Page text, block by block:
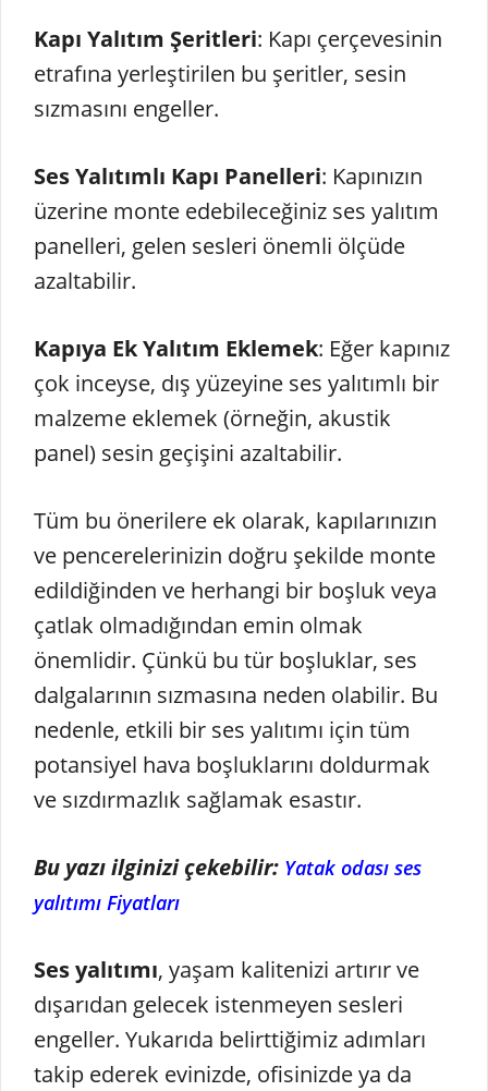
Kapı Yalıtım Şeritleri: Kapı çerçevesinin
etrafına yerleştirilen bu şeritler, sesin
sızmasını engeller.
Ses Yalıtımlı Kapı Panelleri: Kapınızın
üzerine monte edebileceğiniz ses yalıtım
panelleri, gelen sesleri önemli ölçüde
azaltabilir.
Kapıya Ek Yalıtım Eklemek: Eğer kapınız
çok inceyse, dış yüzeyine ses yalıtımlı bir
malzeme eklemek (örneğin, akustik
panel) sesin geçişini azaltabilir.
Tüm bu önerilere ek olarak, kapılarınızın
ve pencerelerinizin doğru şekilde monte
edildiğinden ve herhangi bir boşluk veya
çatlak olmadığından emin olmak
önemlidir. Çünkü bu tür boşluklar, ses
dalgalarının sızmasına neden olabilir. Bu
nedenle, etkili bir ses yalıtımı için tüm
potansiyel hava boşluklarını doldurmak
ve sızdırmazlık sağlamak esastır.
Bu yazı ilginizi çekebilir: Yatak odası ses
yalıtımı Fiyatları
Ses yalıtımı, yaşam kalitenizi artırır ve
dışarıdan gelecek istenmeyen sesleri
engeller. Yukarıda belirttiğimiz adımları
takip ederek evinizde, ofisinizde ya da